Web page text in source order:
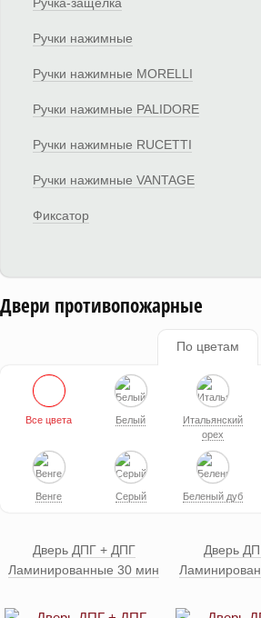
Ручки нажимные
Ручки нажимные MORELLI
Ручки нажимные PALIDORE
Ручки нажимные RUCETTI
Ручки нажимные VANTAGE
Фиксатор
Двери противопожарные
По цветам
Все цвета Белый
Итальянский
орех
Венге Серый Беленый дуб
Дверь ДПГ + ДПГ
Ламинированные 30 мин
Дверь